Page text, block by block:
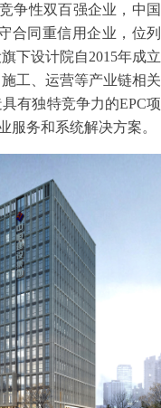
争性双百强企业，中国
合同重信用企业，位列
下设计院自2015年成立
工、运营等产业链相关
有独特竞争力的EPC项
服务和系统解决方案。